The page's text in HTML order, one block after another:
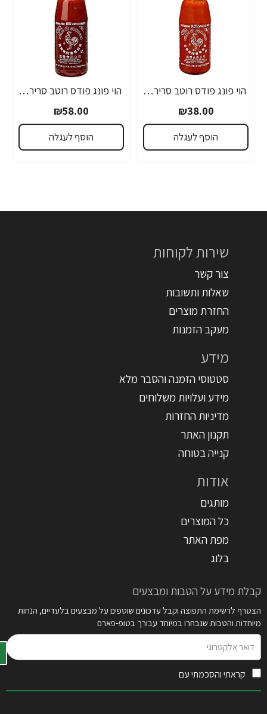
הוי פונג פודס רוטב סריראצ'ה פלפל צ'ילי חריף 435 גרם - מבית HUY FONG FOODS
₪38.00
הוסף לעגלה
הוי פונג פודס רוטב סריראצ'ה פלפל צ'ילי חריף 793 גרם - מבית HUY FONG FOODS
₪58.00
הוסף לעגלה
שירות לקוחות
צור קשר
שאלות ותשובות
החזרת מוצרים
מעקב הזמנות
מידע
סטטוסי הזמנה והסבר מלא
מידע ועלויות משלוחים
מדיניות החזרות
תקנון האתר
קנייה בטוחה
אודות
מותגים
כל המוצרים
מפת האתר
בלוג
קבלת מידע על הטבות ומבצעים
הצטרף לרשימת התפוצה וקבל עדכונים שוטפים על מבצעים בלעדיים, הנחות
מיוחדות והטבות שנבחרו במיוחד עבורך בטופ-פארם
אלקטרוני
קראתי והסכמתי עם